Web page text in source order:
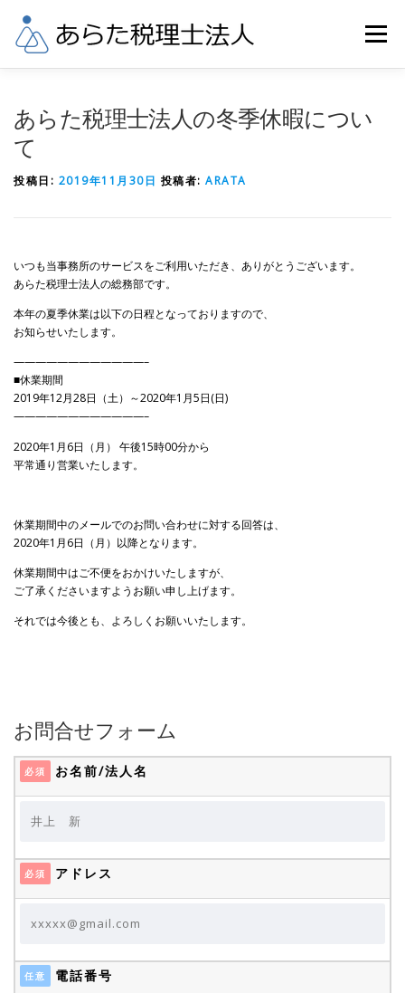
メニュー
あらた税理士法人の冬季休暇につい
て
投稿日: 2019年11月30日 投稿者: ARATA
いつも当事務所のサービスをご利用いただき、ありがとうございます。
あらた税理士法人の総務部です。
本年の夏季休業は以下の日程となっておりますので、
お知らせいたします。
————————————–
■休業期間
2019年12月28日（土）～2020年1月5日(日)
————————————–
2020年1月6日（月） 午後15時00分から
平常通り営業いたします。
休業期間中のメールでのお問い合わせに対する回答は、
2020年1月6日（月）以降となります。
休業期間中はご不便をおかけいたしますが、
ご了承くださいますようお願い申し上げます。
それでは今後とも、よろしくお願いいたします。
お問合せフォーム
必須 お名前/法人名
必須 アドレス
任意 電話番号